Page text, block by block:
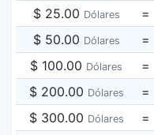
$ 25.00 Dólares =
$ 50.00 Dólares =
$ 100.00 Dólares =
$ 200.00 Dólares =
$ 300.00 Dólares =